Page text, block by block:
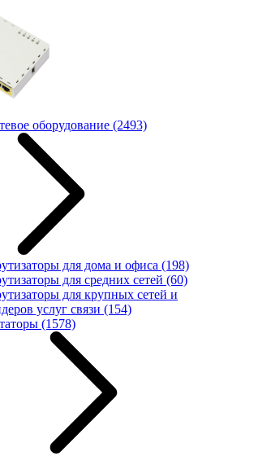
оборудование (2493)
для дома и офиса (198)
для средних сетей (60)
для крупных сетей и
услуг связи (154)
(1578)